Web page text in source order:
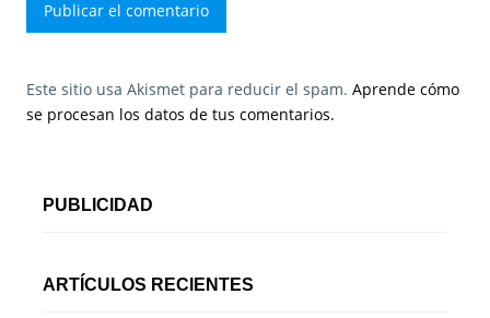
Este sitio usa Akismet para reducir el spam. Aprende cómo
se procesan los datos de tus comentarios.
PUBLICIDAD
ARTÍCULOS RECIENTES